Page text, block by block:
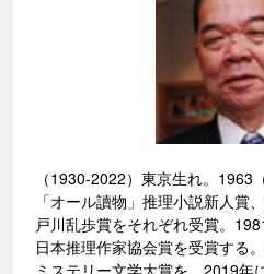
（1930-2022）東京生れ。
「オール讀物」推理小説新人賞
戸川乱歩賞をそれぞれ受賞。
日本推理作家協会賞を受賞する
ミステリー文学大賞を、2019年